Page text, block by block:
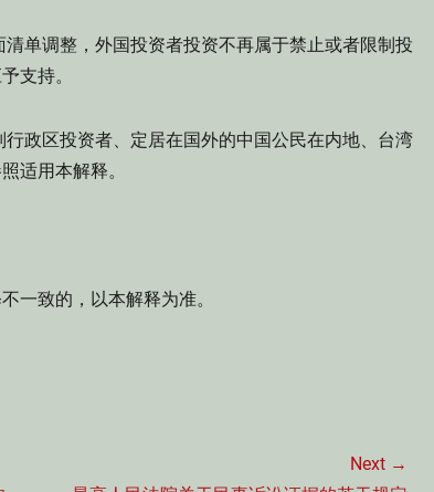
调整，外国投资者投资不再属于禁止或者限制投
支持。
区投资者、定居在国外的中国公民在内地、台湾
适用本解释。
致的，以本解释为准。
Next →